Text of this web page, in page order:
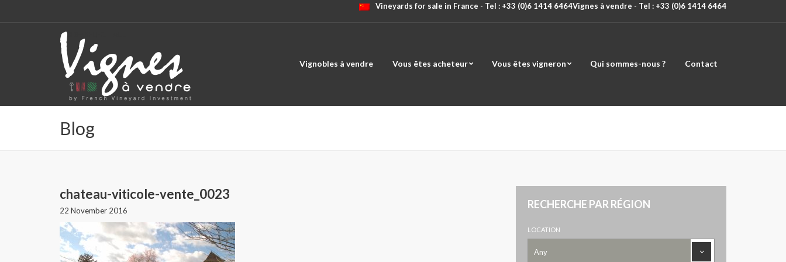
Vineyards for sale in France - Tel : +33 (0)6 1414 6464Vignes à vendre - Tel : +33 (0)6 1414 6464
CODE: SELECT ALL
Vignobles à vendre Vous êtes acheteur Vous êtes vigneron Qui sommes-nous ? Contact
Blog
chateau-viticole-vente_0023
22 November 2016 RECHERCHE PAR RÉGION
LOCATION